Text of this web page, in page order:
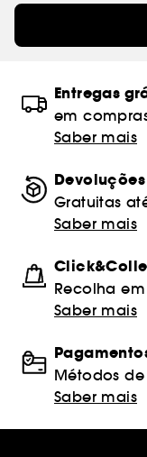
Entregas
em
Saber mais
Devoluções
Gratuitas
Saber mais
Recolha
Saber mais
Métodos
Saber mais